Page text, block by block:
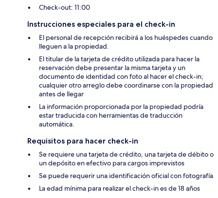
Check-out: 11:00
Instrucciones especiales para el check-in
El personal de recepción recibirá a los huéspedes cuando
lleguen a la propiedad.
El titular de la tarjeta de crédito utilizada para hacer la
reservación debe presentar la misma tarjeta y un
documento de identidad con foto al hacer el check-in;
cualquier otro arreglo debe coordinarse con la propiedad
antes de llegar
La información proporcionada por la propiedad podría
estar traducida con herramientas de traducción
automática.
Requisitos para hacer check-in
Se requiere una tarjeta de crédito, una tarjeta de débito o
un depósito en efectivo para cargos imprevistos
Se puede requerir una identificación oficial con fotografía
La edad mínima para realizar el check-in es de 18 años